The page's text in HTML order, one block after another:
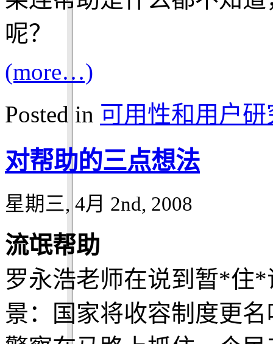
呢？
(more…)
Posted in 可用性和用户研
对帮助的三点想法
星期三, 4月 2nd, 2008
流氓帮助
罗永浩老师在说到暂*住
景：国家将收容制度更